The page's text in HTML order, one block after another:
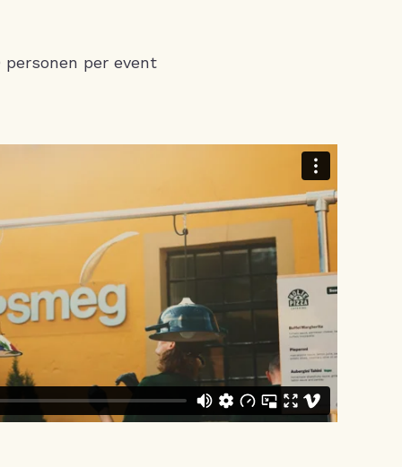
personen per event